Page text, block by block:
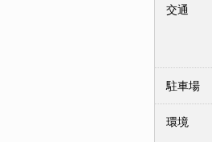
交通
駐車場
環境